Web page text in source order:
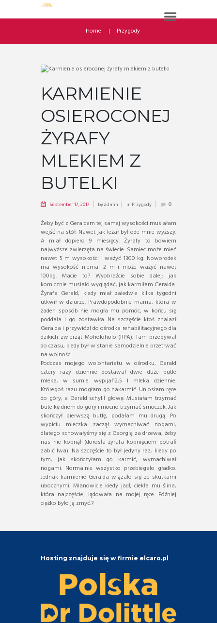
Home Przygody
KARMIENIE
OSIEROCONEJ
ŻYRAFY
MLEKIEM Z
BUTELKI
September 17, 2017 byadmin in Przygody 0
Żeby być z Geraldem tej samej wysokości musiałam
wejść na stół. Nawet jak leżał był ode mnie wyższy.
A miał dopiero 9 miesięcy. Żyrafy to bowiem
najwyższe zwierzęta na świecie. Samiec może mieć
nawet 5 m wysokości i ważyć 1300 kg. Noworodek
ma wysokość niemal 2 m i może ważyć nawet
100kg. Macie to? Wyobraźcie sobie dalej: jak
komicznie musiało wyglądać, jak karmiłam Geralda.
Żyrafa Gerald, kiedy miał zaledwie kilka tygodni
utkwił w dziurze. Prawdopodobnie mama, która w
żaden sposób nie mogła mu pomóc, w końcu się
poddała i go zostawiła. Na szczęście ktoś znalazł
Geralda i przywiózł do ośrodka rehabilitacyjnego dla
dzikich zwierząt Moholoholo (RPA). Tam przebywał
do czasu, kiedy był w stanie samodzielnie przetrwać
na wolności.
Podczas mojego wolontariatu w ośrodku, Gerald
cztery razy dziennie dostawał dwie duże butle
mleka, w sumie wypijał12,5 l mleka dziennie.
Któregoś razu mogłam go nakarmić. Uniosłam ręce
do góry, a Gerald schylił głowę. Musiałam trzymać
butelkę dnem do góry i mocno trzymać smoczek. Jak
skończył pierwszą butlę, podałam mu drugą. Po
wypiciu mleczka zaczął wymachiwać nogami,
dlatego schowałyśmy się z Georgią za drzewa, żeby
nas nie kopnął (dorosła żyrafa kopnięciem potrafi
zabić lwa). Na szczęście to był jedyny raz, kiedy po
tym, jak skończyłam go karmić, wymachiwał
nogami. Normalnie wszystko przebiegało gładko.
Jednak karmienie Geralda wiązało się ze skutkami
ubocznymi. Mianowicie kiedy jadł, ciekła mu ślina,
która najczęściej lądowała na mojej ręce. Później
ciężko było ją zmyć.?
Hosting znajduje się w firmie elcaro.pl